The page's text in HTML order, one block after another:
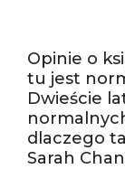
informacje
Opinie o
tu jest
Dwieście
dlaczego
Sarah